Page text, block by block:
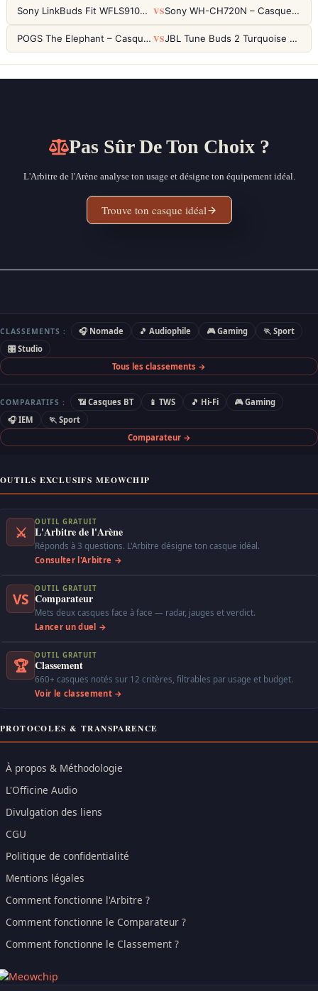
Sony LinkBuds Fit WFLS910NW Blanc – Écouteurs Sport Ailes ANC VS Sony WH-CH720N – Casque ANC 35h, Ultra-léger (192g) avec Processeur V1
POGS The Elephant – Casque Filaire Enfants 85dB POGS-Safe™ (Éco-Responsable) VS JBL Tune Buds 2 Turquoise – Écouteurs True Wireless avec ANC et autonomie 48h
Pas Sûr De Ton Choix ?
L'Arbitre de l'Arène analyse ton usage et désigne ton équipement idéal.
Trouve ton casque idéal
CLASSEMENTS : 🎧 Nomade 🎵 Audiophile 🎮 Gaming
🏃 Sport
🎛 Studio
Tous les classements →
COMPARATIFS : 📶 Casques BT 📱 TWS 🎵 Hi-Fi
🎮 Gaming
🎧 IEM
🏃 Sport
Comparateur →
OUTILS EXCLUSIFS MEOWCHIP
⚔
OUTIL GRATUIT
L'Arbitre de l'Arène
Réponds à 3 questions. L'Arbitre désigne ton casque idéal.
Consulter l'Arbitre →
VS
OUTIL GRATUIT
Comparateur
Mets deux casques face à face — radar, jauges et verdict.
Lancer un duel →
🏆
OUTIL GRATUIT
Classement
660+ casques notés sur 12 critères, filtrables par usage et budget.
Voir le classement →
PROTOCOLES & TRANSPARENCE
À propos & Méthodologie
L'Officine Audio
Divulgation des liens
CGU
Politique de confidentialité
Mentions légales
Comment fonctionne l'Arbitre ?
Comment fonctionne le Comparateur ?
Comment fonctionne le Classement ?